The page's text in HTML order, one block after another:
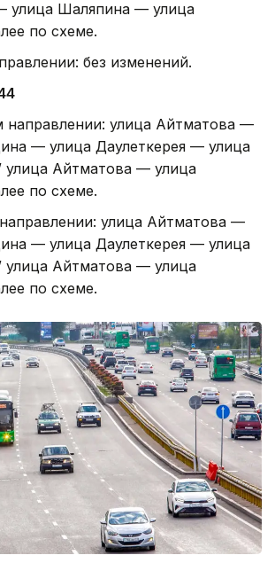
улица Шаляпина — улица
по схеме.
без изменений.
улица Айтматова —
— улица Даулеткерея — улица
улица Айтматова — улица
по схеме.
улица Айтматова —
— улица Даулеткерея — улица
улица Айтматова — улица
по схеме.